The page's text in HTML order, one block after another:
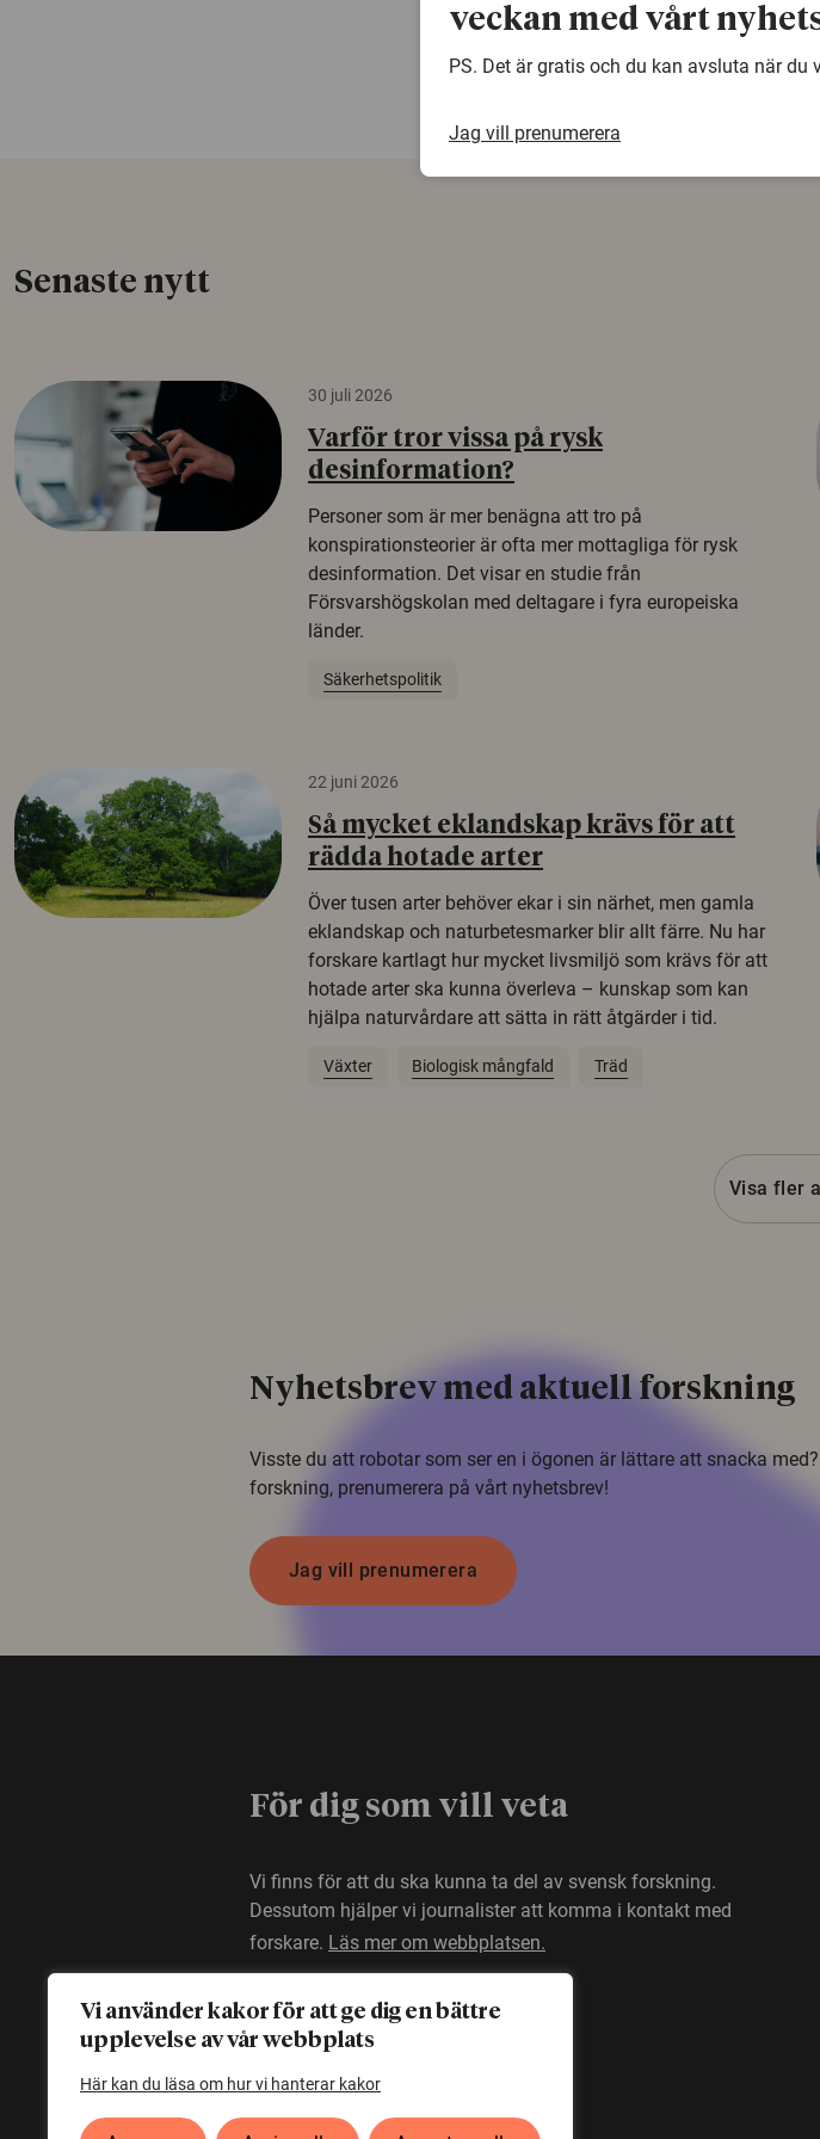
Vi använder kakor för att ge dig en bättre
upplevelse av vår webbplats
Här kan du läsa om hur vi hanterar kakor
Denna artikel är
samma ämne. Använd
Senaste nytt
30 juli 2026
Varför tror vissa på rysk
desinformation?
Personer som är mer benägna att tro på
konspirationsteorier är ofta mer mottagliga för rysk
desinformation. Det visar en studie från
Försvarshögskolan med deltagare i fyra europeiska
länder.
Säkerhetspolitik
22 juni 2026
Så mycket eklandskap krävs för att
rädda hotade arter
Över tusen arter behöver ekar i sin närhet, men gamla
eklandskap och naturbetesmarker blir allt färre. Nu har
forskare kartlagt hur mycket livsmiljö som krävs för att
hotade arter ska kunna överleva – kunskap som kan
hjälpa naturvårdare att sätta in rätt åtgärder i tid.
Växter Biologisk mångfald Träd
Visa fler
Nyhetsbrev med aktuell forskning
Visste du att robotar som ser en i ögonen är lättare att snacka
forskning, prenumerera på vårt nyhetsbrev!
Jag vill prenumerera
För dig som vill veta
Vi finns för att du ska kunna ta del av svensk forskning.
Dessutom hjälper vi journalister att komma i kontakt med
forskare. Läs mer om webbplatsen.
veckan med vårt
PS. Det är gratis och du kan avsluta när du
Jag vill prenumerera